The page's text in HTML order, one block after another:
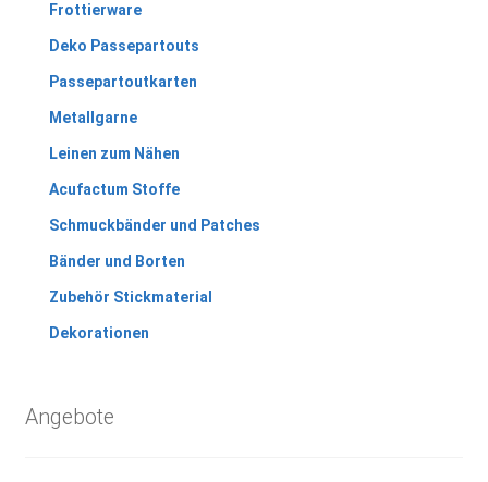
Frottierware
Deko Passepartouts
Passepartoutkarten
Metallgarne
Leinen zum Nähen
Acufactum Stoffe
Schmuckbänder und Patches
Bänder und Borten
Zubehör Stickmaterial
Dekorationen
Angebote